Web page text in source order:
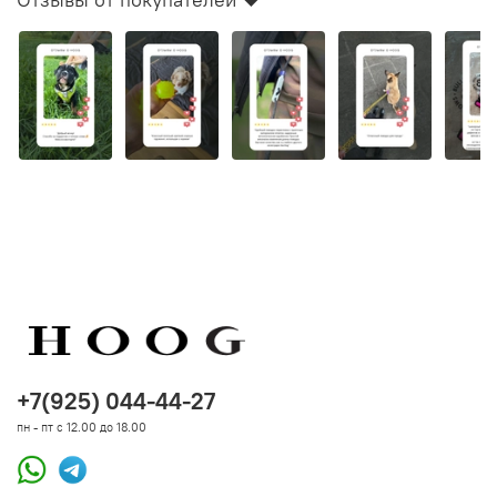
Мы заботимся о качестве каждого продукта идаем
гарантию от производителя на все товары
брендаZee.Dog для зарегистрированных
покупателей HOOG. В течение12 месяцевс момента
+7(925) 044-44-27
пн - пт с 12.00 до 18.00